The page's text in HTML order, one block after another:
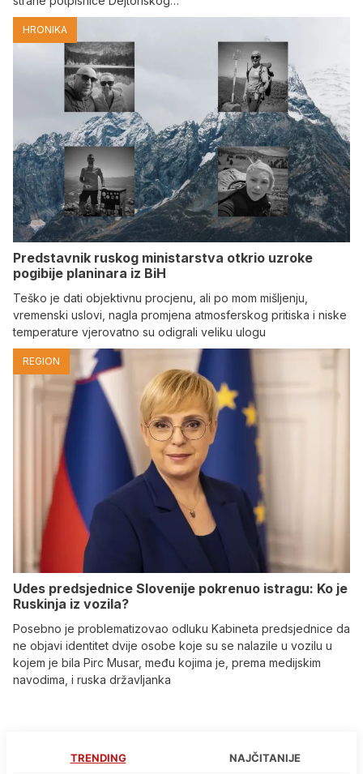
HRONIKA
Predstavnik ruskog ministarstva otkrio uzroke
pogibije planinara iz BiH
Teško je dati objektivnu procjenu, ali po mom mišljenju,
vremenski uslovi, nagla promjena atmosferskog pritiska i niske
temperature vjerovatno su odigrali veliku ulogu
REGION
Udes predsjednice Slovenije pokrenuo istragu: Ko je
Ruskinja iz vozila?
Posebno je problematizovao odluku Kabineta predsjednice da
ne objavi identitet dvije osobe koje su se nalazile u vozilu u
kojem je bila Pirc Musar, među kojima je, prema medijskim
navodima, i ruska državljanka
TRENDING NAJČITANIJE